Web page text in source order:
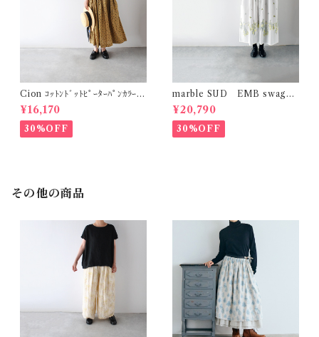
Cion ｺｯﾄﾝﾄﾞｯﾄﾋﾟｰﾀｰﾊﾟﾝｶﾗｰﾜﾝ
ﾋﾟｰｽ (ｵﾘｰﾌﾞﾌﾞﾗｳﾝ) 19-2525
9
¥16,170
30%OFF
marble SUD EMB swag
(綿) ｼｬﾂﾜﾝﾋﾟｰｽ (ﾎﾜｲﾄ)
¥20,790
30%OFF
その他の商品